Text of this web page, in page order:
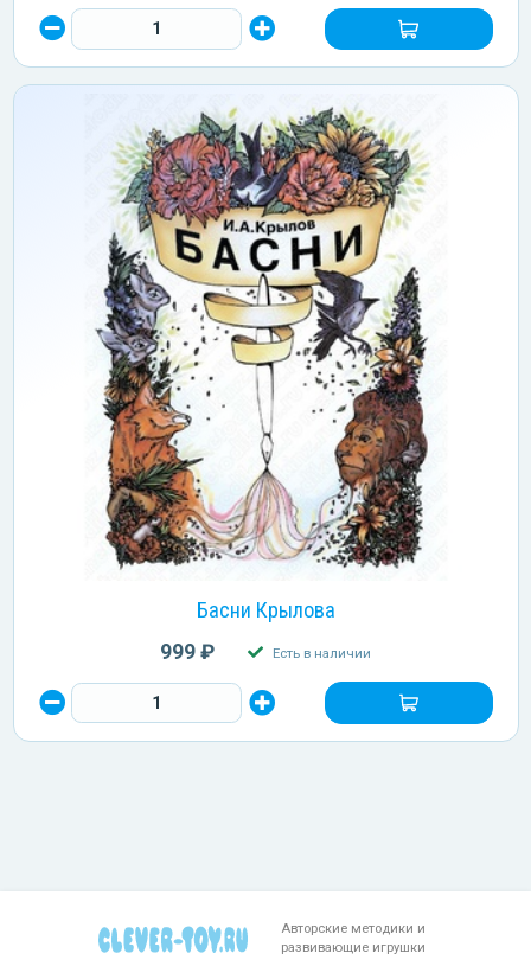
Басни Крылова
999 ₽ Есть в наличии
Авторские методики и
развивающие игрушки